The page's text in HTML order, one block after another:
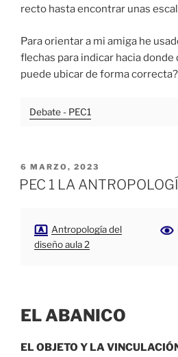
recto hasta encontrar unas
Para orientar a mi amiga he
flechas para indicar hacia donde
puede ubicar de forma correcta?
Debate - PEC1
PUBLICADO
EL
6 MARZO, 2023
PEC 1 LA
Antropología del
diseño aula 2
EL ABANICO
EL OBJETO Y LA